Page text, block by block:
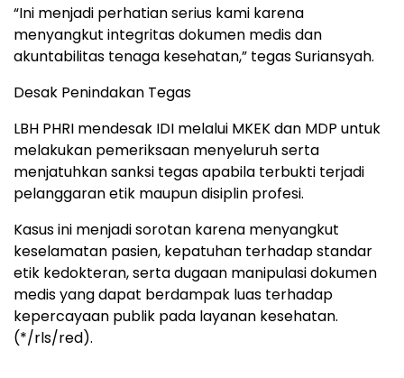
“Ini menjadi perhatian serius kami karena
menyangkut integritas dokumen medis dan
akuntabilitas tenaga kesehatan,” tegas Suriansyah.
Desak Penindakan Tegas
LBH PHRI mendesak IDI melalui MKEK dan MDP untuk
melakukan pemeriksaan menyeluruh serta
menjatuhkan sanksi tegas apabila terbukti terjadi
pelanggaran etik maupun disiplin profesi.
Kasus ini menjadi sorotan karena menyangkut
keselamatan pasien, kepatuhan terhadap standar
etik kedokteran, serta dugaan manipulasi dokumen
medis yang dapat berdampak luas terhadap
kepercayaan publik pada layanan kesehatan.
(*/rls/red).